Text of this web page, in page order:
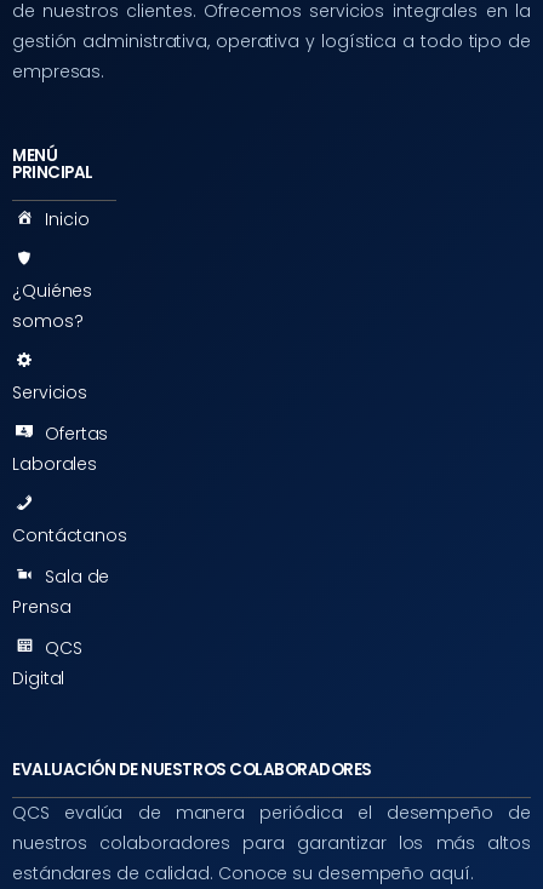
de nuestros clientes. Ofrecemos servicios integrales en la
gestión administrativa, operativa y logística a todo tipo de
empresas.
MENÚ
PRINCIPAL
Inicio
¿Quiénes
somos?
Servicios
Ofertas
Laborales
Contáctanos
Sala de
Prensa
QCS
Digital
EVALUACIÓN DE NUESTROS COLABORADORES
QCS evalúa de manera periódica el desempeño de
nuestros colaboradores para garantizar los más altos
estándares de calidad. Conoce su desempeño aquí.